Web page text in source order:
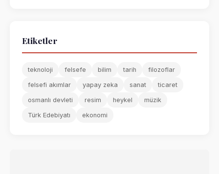
Etiketler
teknoloji felsefe bilim tarih filozoflar
felsefi akımlar yapay zeka sanat ticaret
osmanlı devleti resim heykel müzik
Türk Edebiyatı ekonomi